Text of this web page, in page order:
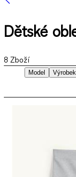
Dětské
8 Zboží
Model
Výrobek